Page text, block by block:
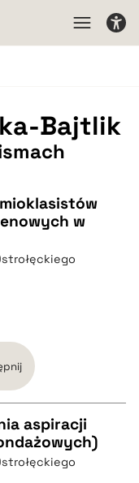
Bajtlik
w
aspiracji